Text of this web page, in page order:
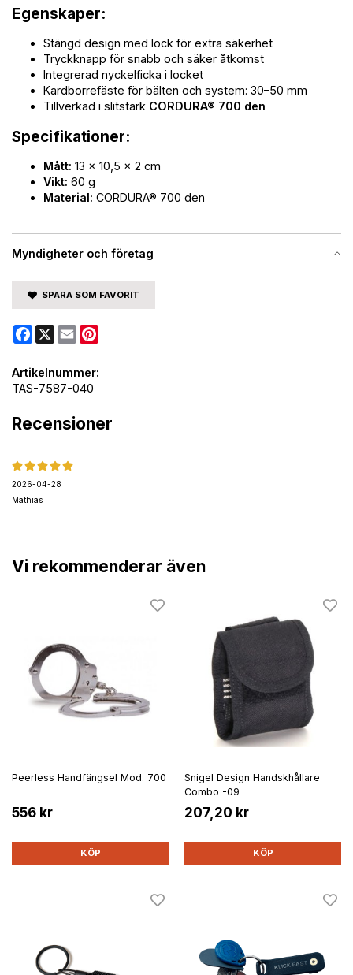
Myndigheter och företag
Egenskaper:
Stängd design med lock för extra säkerhet
Tryckknapp för snabb och säker åtkomst
Integrerad nyckelficka i locket
Kardborrefäste för bälten och system: 30–50 mm
Tillverkad i slitstark CORDURA® 700 den
Specifikationer:
Mått: 13 x 10,5 x 2 cm
Vikt: 60 g
Material: CORDURA® 700 den
SPARA SOM FAVORIT
Facebook
X Email
Artikelnummer:
TAS-7587-040
Recensioner
2026-04-28
Mathias
Vi rekommenderar även
Peerless Handfängsel Mod. 700
556 kr
KÖP
Snigel Design Handskhållare
Combo -09
207,20 kr
KÖP